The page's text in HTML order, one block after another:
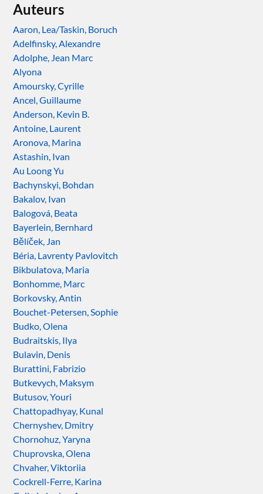
Auteurs
Aaron, Lea/Taskin, Boruch
Adelfinsky, Alexandre
Adolphe, Jean Marc
Alyona
Amoursky, Cyrille
Ancel, Guillaume
Anderson, Kevin B.
Antoine, Laurent
Aronova, Marina
Astashin, Ivan
Au Loong Yu
Bachynskyi, Bohdan
Bakalov, Ivan
Balogová, Beata
Bayerlein, Bernhard
Bělíček, Jan
Béria, Lavrenty Pavlovitch
Bikbulatova, Maria
Bonhomme, Marc
Borkovsky, Antin
Bouchet-Petersen, Sophie
Budko, Olena
Budraitskis, Ilya
Bulavin, Denis
Burattini, Fabrizio
Butkevych, Maksym
Butusov, Youri
Chattopadhyay, Kunal
Chernyshev, Dmitry
Chornohuz, Yaryna
Chuprovska, Olena
Chvaher, Viktoriia
Cockrell-Ferre, Karina